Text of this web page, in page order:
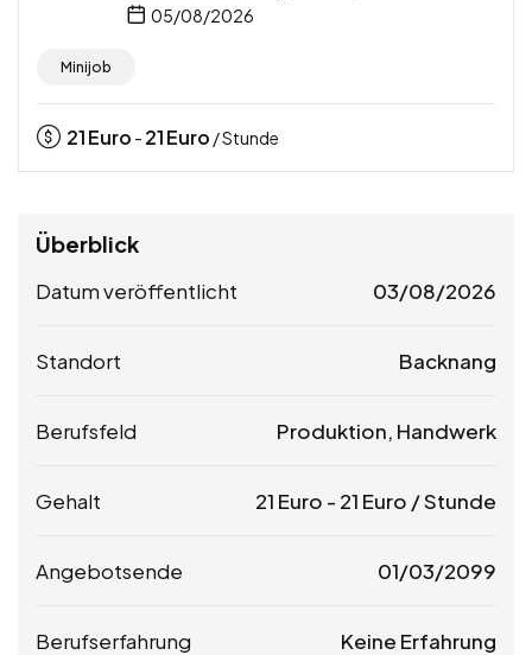
05/08/2026
Minijob
21Euro - 21Euro / Stunde
Überblick
Datum veröffentlicht 03/08/2026
Standort Backnang
Berufsfeld Produktion, Handwerk
Gehalt 21 Euro - 21 Euro / Stunde
Angebotsende 01/03/2099
Berufserfahrung Keine Erfahrung